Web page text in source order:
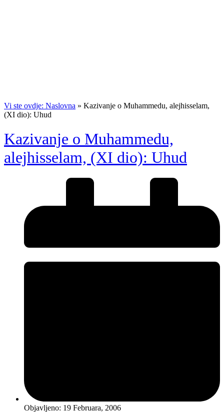
Vi ste ovdje: Naslovna » Kazivanje o Muhammedu, alejhisselam,
(XI dio): Uhud
Kazivanje o Muhammedu,
alejhisselam, (XI dio): Uhud
Objavljeno: 19 Februara, 2006